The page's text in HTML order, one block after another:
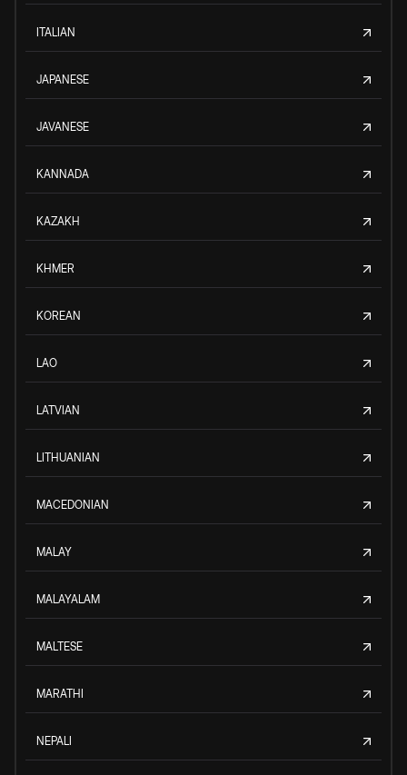
ITALIAN
JAPANESE
JAVANESE
KANNADA
KAZAKH
KHMER
KOREAN
LAO
LATVIAN
LITHUANIAN
MACEDONIAN
MALAY
MALAYALAM
MALTESE
MARATHI
NEPALI